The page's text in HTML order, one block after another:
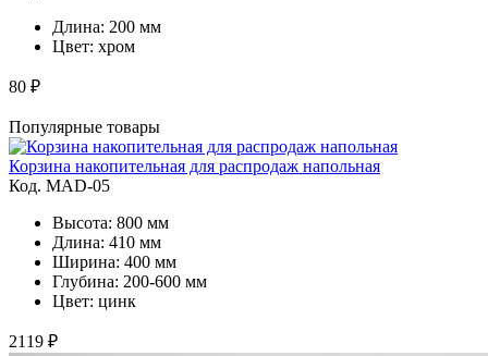
Длина: 200 мм
Цвет: хром
80 ₽
Популярные товары
Корзина накопительная для распродаж напольная
Код. MAD-05
Высота: 800 мм
Длина: 410 мм
Ширина: 400 мм
Глубина: 200-600 мм
Цвет: цинк
2119 ₽